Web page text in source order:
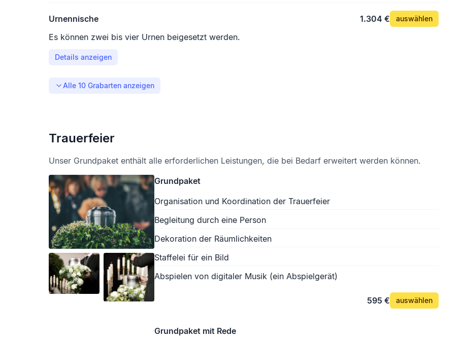
Urnennische 1.304 € auswählen
Es können zwei bis vier Urnen beigesetzt werden.
Details anzeigen
Alle 10 Grabarten anzeigen
Trauerfeier
Unser Grundpaket enthält alle erforderlichen Leistungen, die bei Bedarf erweitert werden können.
Grundpaket
Organisation und Koordination der Trauerfeier
Begleitung durch eine Person
Dekoration der Räumlichkeiten
Staffelei für ein Bild
Abspielen von digitaler Musik (ein Abspielgerät)
595 € auswählen
Grundpaket mit Rede